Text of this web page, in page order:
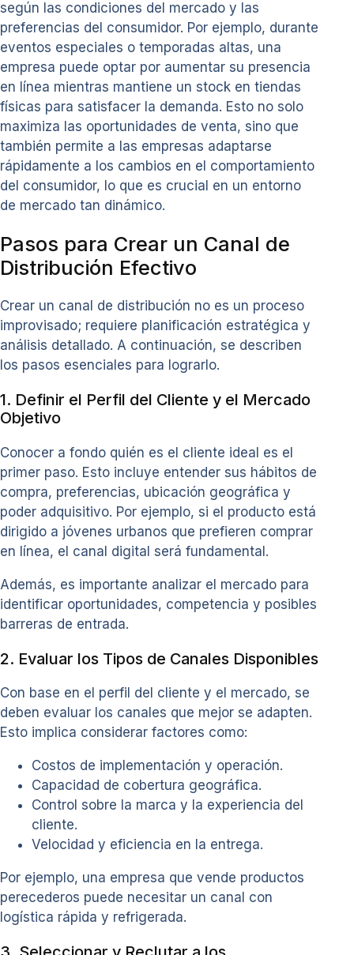
según las condiciones del mercado y las
preferencias del consumidor. Por ejemplo, durante
eventos especiales o temporadas altas, una
empresa puede optar por aumentar su presencia
en línea mientras mantiene un stock en tiendas
físicas para satisfacer la demanda. Esto no solo
maximiza las oportunidades de venta, sino que
también permite a las empresas adaptarse
rápidamente a los cambios en el comportamiento
del consumidor, lo que es crucial en un entorno
de mercado tan dinámico.
Pasos para Crear un Canal de
Distribución Efectivo
Crear un canal de distribución no es un proceso
improvisado; requiere planificación estratégica y
análisis detallado. A continuación, se describen
los pasos esenciales para lograrlo.
1. Definir el Perfil del Cliente y el Mercado
Objetivo
Conocer a fondo quién es el cliente ideal es el
primer paso. Esto incluye entender sus hábitos de
compra, preferencias, ubicación geográfica y
poder adquisitivo. Por ejemplo, si el producto está
dirigido a jóvenes urbanos que prefieren comprar
en línea, el canal digital será fundamental.
Además, es importante analizar el mercado para
identificar oportunidades, competencia y posibles
barreras de entrada.
2. Evaluar los Tipos de Canales Disponibles
Con base en el perfil del cliente y el mercado, se
deben evaluar los canales que mejor se adapten.
Esto implica considerar factores como:
Costos de implementación y operación.
Capacidad de cobertura geográfica.
Control sobre la marca y la experiencia del
cliente.
Velocidad y eficiencia en la entrega.
Por ejemplo, una empresa que vende productos
perecederos puede necesitar un canal con
logística rápida y refrigerada.